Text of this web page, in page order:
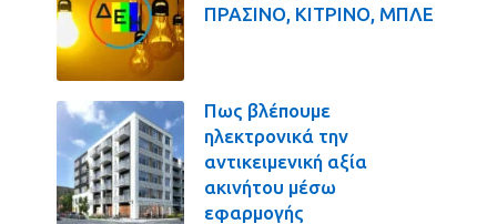
ΠΡΑΣΙΝΟ, ΚΙΤΡΙΝΟ, ΜΠΛΕ
Πως βλέπουμε
ηλεκτρονικά την
αντικειμενική αξία
ακινήτου μέσω
εφαρμογής